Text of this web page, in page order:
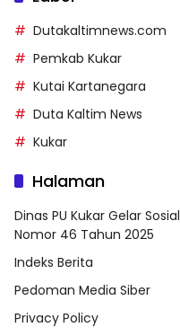
Dutakaltimnews.com
Pemkab Kukar
Kutai Kartanegara
Duta Kaltim News
Kukar
Halaman
Dinas PU Kukar Gelar
Nomor 46 Tahun 2025
Indeks Berita
Pedoman Media Siber
Privacy Policy